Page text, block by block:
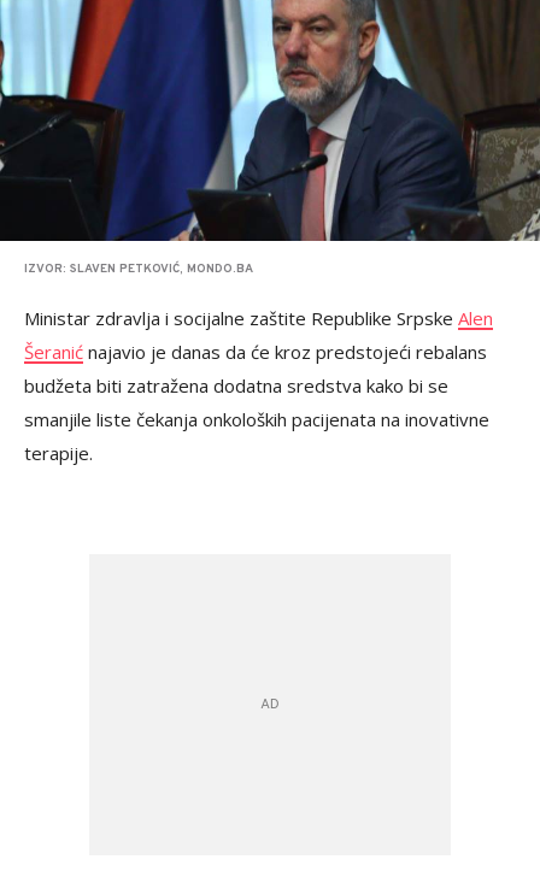
IZVOR: SLAVEN PETKOVIĆ, MONDO.BA
Ministar zdravlja i socijalne zaštite Republike Srpske Alen
Šeranić najavio je danas da će kroz predstojeći rebalans
budžeta biti zatražena dodatna sredstva kako bi se
smanjile liste čekanja onkoloških pacijenata na inovativne
terapije.